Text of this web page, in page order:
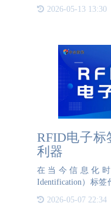
成系统的理念在于
的二维码，这个二
2026-05-13 13:30
RFID电子
利器
在当今信息化时
Identification）标
正逐渐成为企业管
装、高端产品还是电
2026-05-07 22:34